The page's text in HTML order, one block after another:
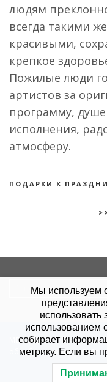
людям
всегда такими
красивыми,
крепкое
Пожилые люди
артистов за
программу,
исполнения,
атмосферу.
ПОДАРКИ К
МБУ "КЦСОН". Политика
обработку данных. Сайт
Мы используем
использовать
использованием
собирает
метрику. Если вы